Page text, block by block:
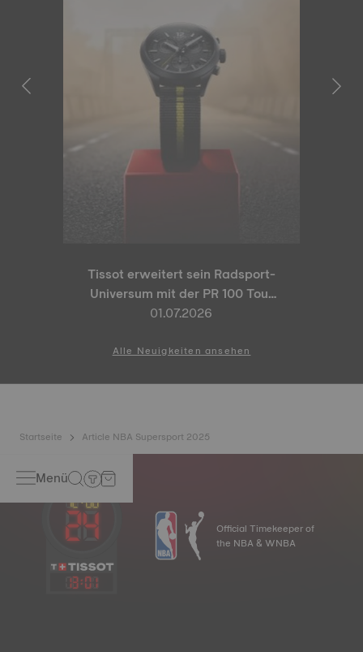
Tissot erweitert sein Radsport-
Universum mit der PR 100 Tour
de France 2026 Special Edition
01.07.2026
Alle Neuigkeiten ansehen
Startseite Article NBA Supersport 2025
Menü
13:01
Official Timekeeper of
the NBA & WNBA